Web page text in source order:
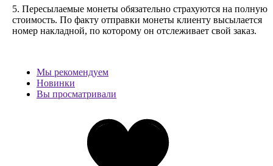
5. Пересылаемые монеты обязательно страхуются на полную
стоимость. По факту отправки монеты клиенту высылается
номер накладной, по которому он отслеживает свой заказ.
Мы рекомендуем
Новинки
Вы просматривали